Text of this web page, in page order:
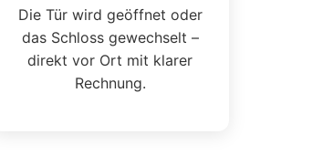
Die Tür wird geöffnet oder
das Schloss gewechselt –
direkt vor Ort mit klarer
Rechnung.